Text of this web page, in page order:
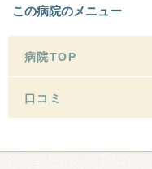
この病院のメニュー
病院TOP
口コミ